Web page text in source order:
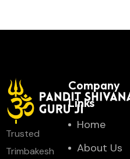
Trusted
Trimbakesh
Company
Links
Home
About Us